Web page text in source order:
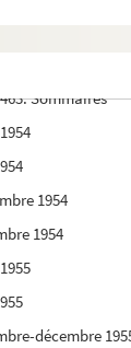
rives
Sommaires
1954
1954
décembre